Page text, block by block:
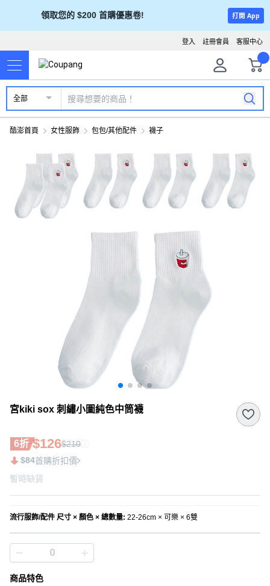
領取您的 $200 首購優惠卷! 打開 App
客服中心
註冊會員
登入
全部
酷澎首頁 女性服飾 包包/其他配件 襪子
宮kiki sox 刺繡小圖純色中筒襪
6折 $126$210
$84首購折扣價
暫時缺貨
流行服飾/配件 尺寸 × 顏色 × 總數量: 22-26cm × 可樂 × 6雙
商品特色